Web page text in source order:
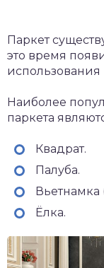
Паркет
это время
использования
Наиболее
паркета
Квадрат.
Палуба.
Вьетнамка
Ёлка.